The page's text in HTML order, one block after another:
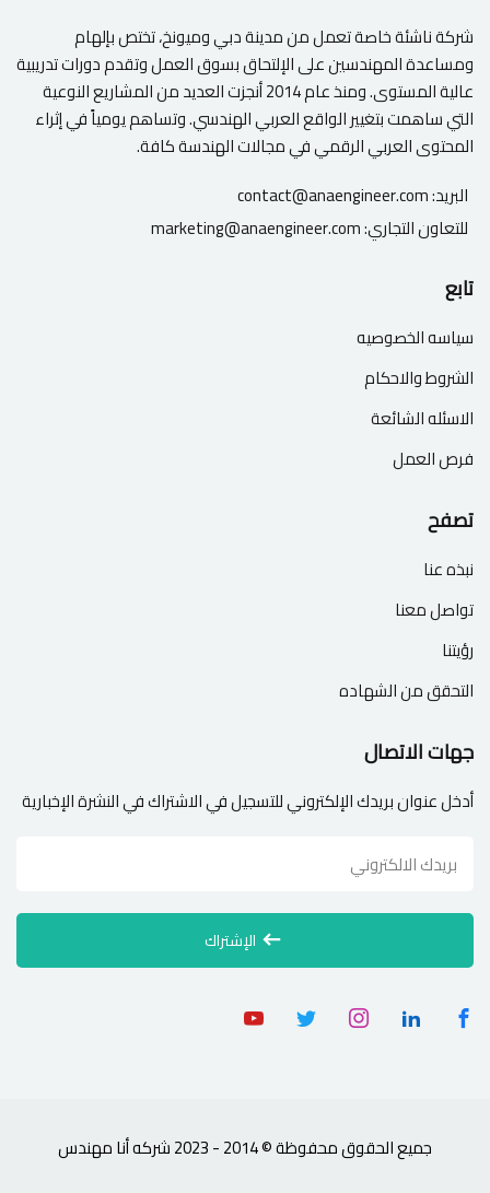
شركة ناشئة خاصة تعمل من مدينة دبي وميونخ، تختص بإلهام
ومساعدة المهندسين على الإلتحاق بسوق العمل وتقدم دورات تدريبية
عالية المستوى. ومنذ عام 2014 أنجزت العديد من المشاريع النوعية
التي ساهمت بتغيير الواقع العربي الهندسي. وتساهم يومياً في إثراء
المحتوى العربي الرقمي في مجالات الهندسة كافة.
البريد:contact@anaengineer.com
للتعاون التجاري:marketing@anaengineer.com
تابع
سياسه الخصوصيه
الشروط والاحكام
الاسئله الشائعة
فرص العمل
تصفح
نبذه عنا
تواصل معنا
رؤيتنا
التحقق من الشهاده
جهات الاتصال
أدخل عنوان بريدك الإلكتروني للتسجيل في الاشتراك في النشرة الإخبارية
الإشتراك
جميع الحقوق محفوظة © 2014 - 2023 شركه أنا مهندس